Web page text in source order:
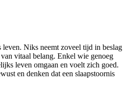
leven. Niks neemt zoveel tijd in beslag
vitaal belang. Enkel wie genoeg
leven omgaan en voelt zich goed.
en denken dat een slaapstoornis